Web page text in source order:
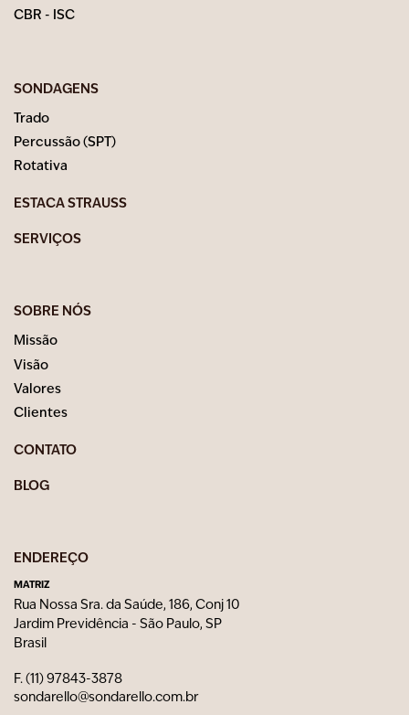
CBR - ISC
SONDAGENS
Trado
Percussão (SPT)
Rotativa
ESTACA STRAUSS
SERVIÇOS
SOBRE NÓS
Missão
Visão
Valores
Clientes
CONTATO
BLOG
ENDEREÇO
MATRIZ
Rua Nossa Sra. da Saúde, 186, Conj 10
Jardim Previdência - São Paulo, SP
Brasil
F. (11) 97843-3878
sondarello@sondarello.com.br